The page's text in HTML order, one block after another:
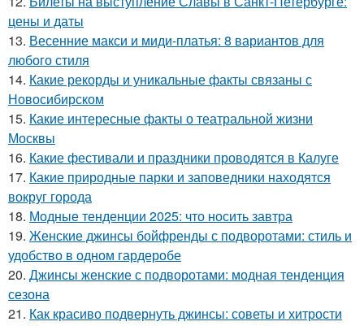
цены и даты
13. Весенние макси и миди-платья: 8 вариантов для
любого стиля
14. Какие рекорды и уникальные факты связаны с
Новосибирском
15. Какие интересные факты о театральной жизни
Москвы
16. Какие фестивали и праздники проводятся в Калуге
17. Какие природные парки и заповедники находятся
вокруг города
18. Модные тенденции 2025: что носить завтра
19. Женские джинсы бойфренды с подворотами: стиль и
удобство в одном гардеробе
20. Джинсы женские с подворотами: модная тенденция
сезона
21. Как красиво подвернуть джинсы: советы и хитрости